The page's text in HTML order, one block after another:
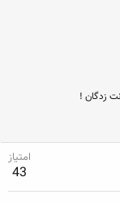
زدگان !
امتیاز
43